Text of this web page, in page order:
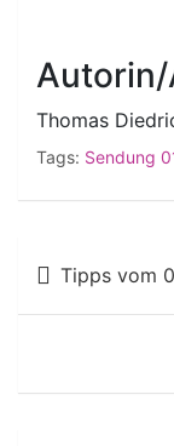
Autorin/
Thomas
Tags: Sendung
Tipps vom